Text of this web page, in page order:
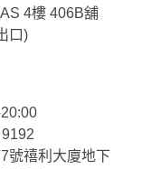
4樓 406B舖
)
號禧利大廈地下